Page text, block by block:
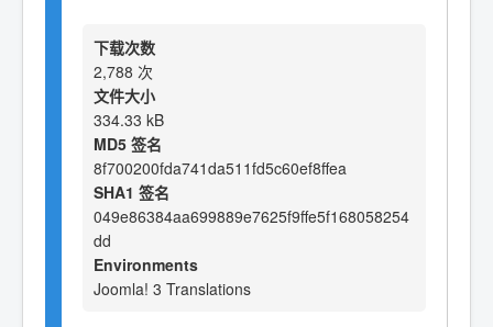
下载次数
2,788 次
文件大小
334.33 kB
MD5 签名
8f700200fda741da511fd5c60ef8ffea
SHA1 签名
049e86384aa699889e7625f9ffe5f168058254
dd
Environments
Joomla! 3 Translations